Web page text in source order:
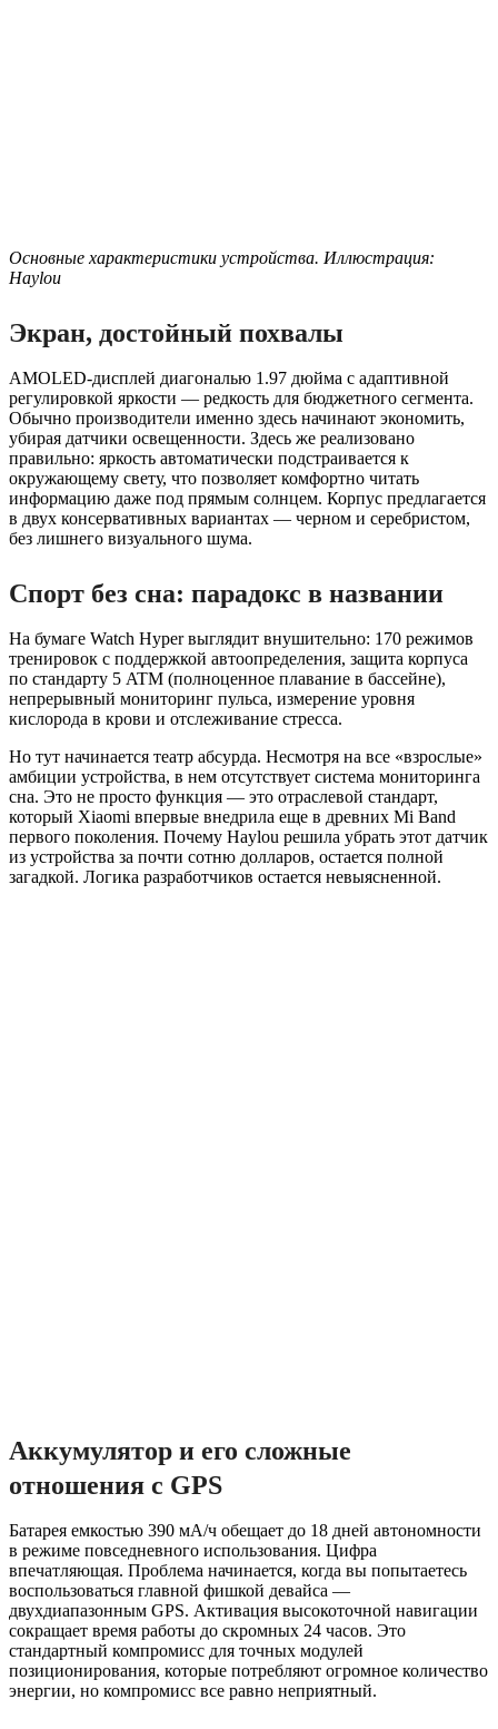
Основные характеристики устройства. Иллюстрация:
Haylou
Экран, достойный похвалы
AMOLED-дисплей диагональю 1.97 дюйма с адаптивной
регулировкой яркости — редкость для бюджетного сегмента.
Обычно производители именно здесь начинают экономить,
убирая датчики освещенности. Здесь же реализовано
правильно: яркость автоматически подстраивается к
окружающему свету, что позволяет комфортно читать
информацию даже под прямым солнцем. Корпус предлагается
в двух консервативных вариантах — черном и серебристом,
без лишнего визуального шума.
Спорт без сна: парадокс в названии
На бумаге Watch Hyper выглядит внушительно: 170 режимов
тренировок с поддержкой автоопределения, защита корпуса
по стандарту 5 ATM (полноценное плавание в бассейне),
непрерывный мониторинг пульса, измерение уровня
кислорода в крови и отслеживание стресса.
Но тут начинается театр абсурда. Несмотря на все «взрослые»
амбиции устройства, в нем отсутствует система мониторинга
сна. Это не просто функция — это отраслевой стандарт,
который Xiaomi впервые внедрила еще в древних Mi Band
первого поколения. Почему Haylou решила убрать этот датчик
из устройства за почти сотню долларов, остается полной
загадкой. Логика разработчиков остается невыясненной.
Аккумулятор и его сложные
отношения с GPS
Батарея емкостью 390 мА/ч обещает до 18 дней автономности
в режиме повседневного использования. Цифра
впечатляющая. Проблема начинается, когда вы попытаетесь
воспользоваться главной фишкой девайса —
двухдиапазонным GPS. Активация высокоточной навигации
сокращает время работы до скромных 24 часов. Это
стандартный компромисс для точных модулей
позиционирования, которые потребляют огромное количество
энергии, но компромисс все равно неприятный.